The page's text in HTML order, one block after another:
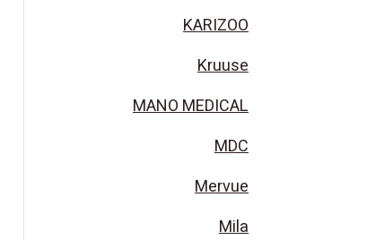
KARIZOO
Kruuse
MANO MEDICAL
MDC
Mervue
Mila